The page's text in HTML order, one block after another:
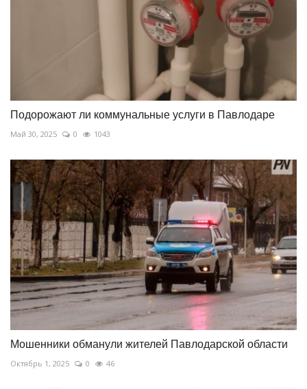
Подорожают ли коммунальные услуги в Павлодаре
Май 30, 2025 0 1043
Мошенники обманули жителей Павлодарской области
Октябрь 1, 2025 0 46